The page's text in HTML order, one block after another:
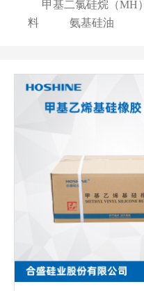
甲基二氯硅烷（MH）
料
氨基硅油